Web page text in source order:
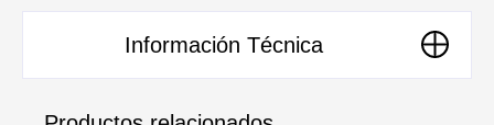
Información Técnica